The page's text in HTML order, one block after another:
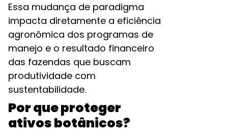
Essa mudança de paradigma
impacta diretamente a eficiência
agronômica dos programas de
manejo e o resultado financeiro
das fazendas que buscam
produtividade com
sustentabilidade.​
Por que proteger
ativos botânicos?